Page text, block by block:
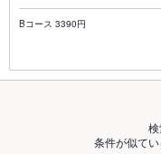
Bコース 3390円
検
条件が似て